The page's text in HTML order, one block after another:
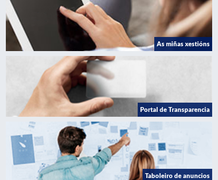
As miñas xestións
Portal de Transparencia
Taboleiro de anuncios